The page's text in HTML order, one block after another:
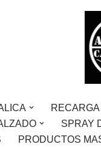
RECARGA
SPRAY
PRODUCTOS